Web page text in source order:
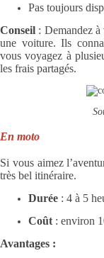
Pas toujours
Conseil : Demandez
une voiture. Ils
vous voyagez à
les frais partagés.
En moto
Si vous aimez
très bel itinéraire.
Durée : 4 à 5
Coût : environ
Avantages :